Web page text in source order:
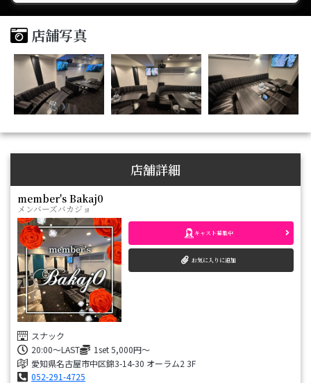
店舗写真
店舗詳細
member's Bakaj0
メンバーズバカジョ
スナック
20:00〜LAST
1set 5,000円～
愛知県名古屋市中区錦3-14-30 オーラム2 3F
052-291-4725
キャスト募集中
お気に入りに追加